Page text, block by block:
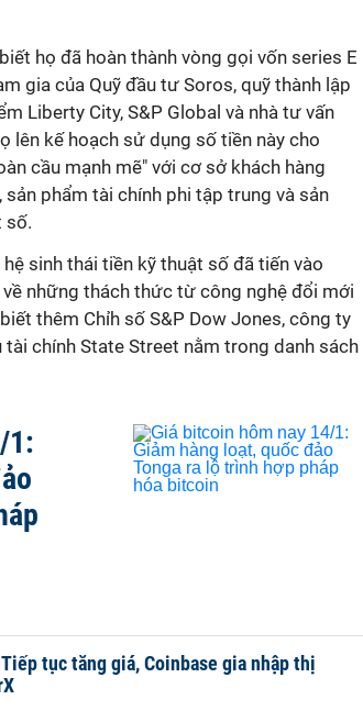
họ đã hoàn thành vòng gọi vốn series E
gia của Quỹ đầu tư Soros, quỹ thành lập
Liberty City, S&P Global và nhà tư vấn
lên kế hoạch sử dụng số tiền này cho
cầu mạnh mẽ" với cơ sở khách hàng
phẩm tài chính phi tập trung và sản
số.
sinh thái tiền kỹ thuật số đã tiến vào
những thách thức từ công nghệ đổi mới
thêm Chỉh số S&P Dow Jones, công ty
chính State Street nằm trong danh sách
1:
tục tăng giá, Coinbase gia nhập thị